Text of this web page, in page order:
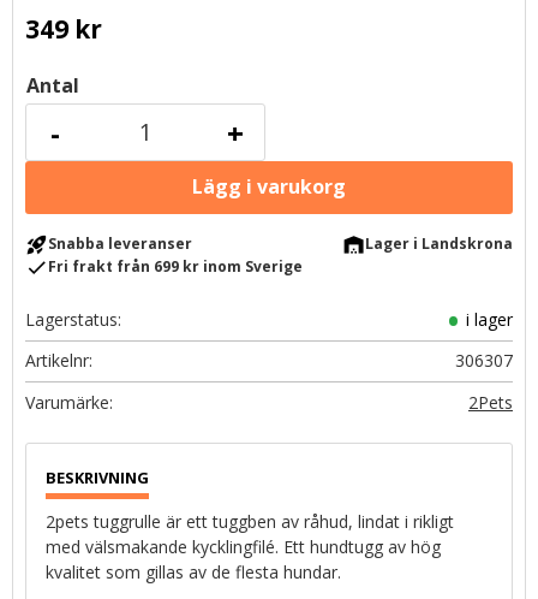
349kr
Antal
+
-
rocket_launchSnabba leveranser warehouseLager i Landskrona
checkFri frakt från 699 kr inom Sverige
Lagerstatus
i lager
Artikelnr
306307
2Pets
2pets tuggrulle är ett tuggben av råhud, lindat i rikligt
med välsmakande kycklingfilé. Ett hundtugg av hög
kvalitet som gillas av de flesta hundar.